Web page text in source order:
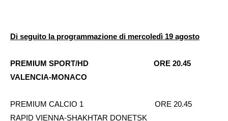
Di seguito la programmazione di mercoledì 19 agosto
PREMIUM SPORT/HD ORE 20.45
VALENCIA-MONACO
PREMIUM CALCIO 1 ORE 20.45
RAPID VIENNA-SHAKHTAR DONETSK